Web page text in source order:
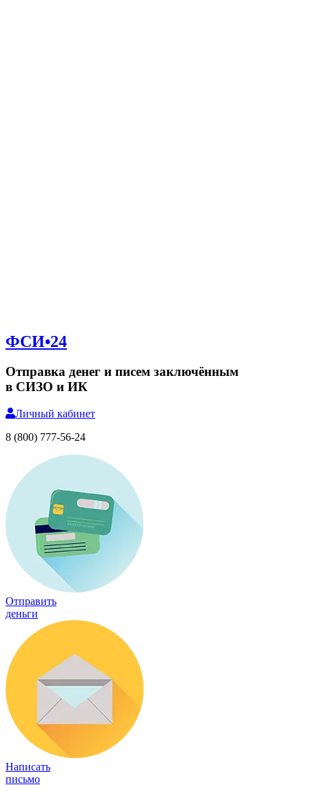
ФСИ•24
Отправка денег и писем заключённым
в СИЗО и ИК
Личный кабинет
8 (800) 777-56-24
Отправить
деньги
Написать
письмо